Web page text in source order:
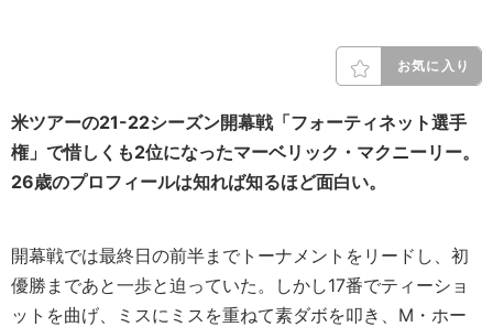
お気に入り
米ツアーの21-22シーズン開幕戦「フォーティネット選手
権」で惜しくも2位になったマーベリック・マクニーリー。
26歳のプロフィールは知れば知るほど面白い。
開幕戦では最終日の前半までトーナメントをリードし、初
優勝まであと一歩と迫っていた。しかし17番でティーショ
ットを曲げ、ミスにミスを重ねて素ダボを叩き、M・ホー